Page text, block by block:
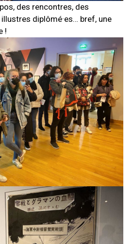
des rencontres, des
diplômé·es… bref, une
!